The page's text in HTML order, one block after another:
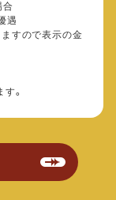
合
遇
すので表示の金
。